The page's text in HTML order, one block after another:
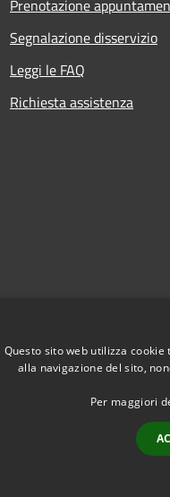
Prenotazione
Segnalazione disservizio
Leggi le FAQ
Richiesta assistenza
Questo sito web utilizza
alla navigazione del sito,
Per maggiori